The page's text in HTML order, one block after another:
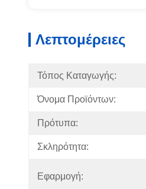
Λεπτομέρειες
Τόπος Καταγωγής:
Όνομα Προϊόντων:
Πρότυπα:
Σκληρότητα:
Εφαρμογή: